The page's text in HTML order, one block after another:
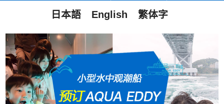
日本語 English 繁体字